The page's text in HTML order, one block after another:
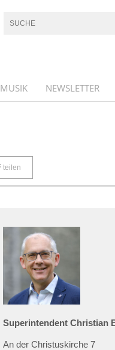
MUSIK NEWSLETTER
teilen
Superintendent Christian
An der Christuskirche 7